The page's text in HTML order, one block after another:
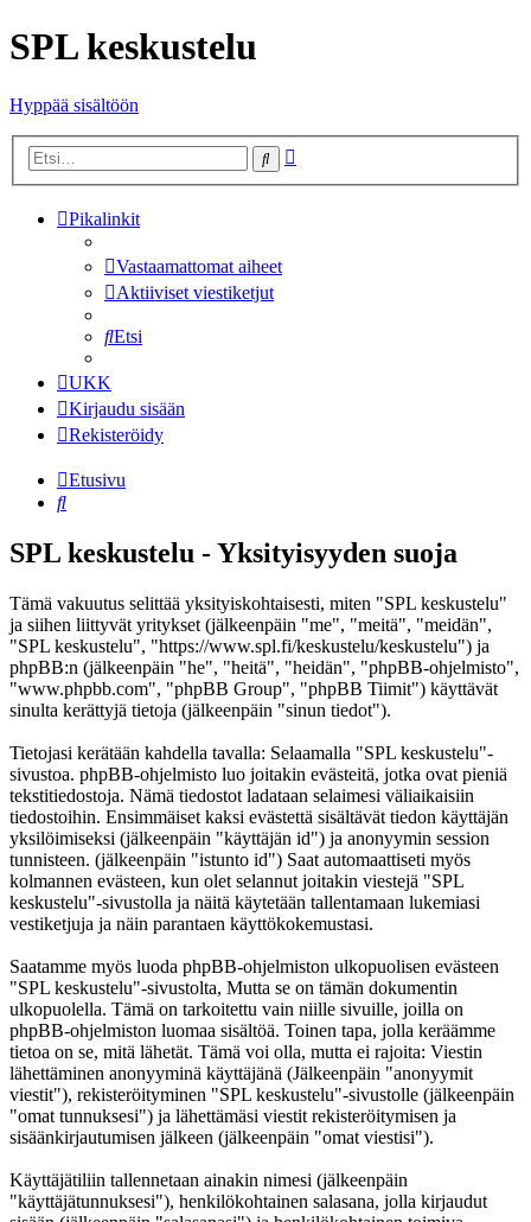
SPL keskustelu
Hyppää sisältöön
Etsi
Pikalinkit
Vastaamattomat aiheet
Aktiiviset viestiketjut
Etsi
UKK
Kirjaudu sisään
Rekisteröidy
Etusivu
Etsi
SPL keskustelu - Yksityisyyden suoja
Tämä vakuutus selittää yksityiskohtaisesti, miten "SPL keskustelu"
ja siihen liittyvät yritykset (jälkeenpäin "me", "meitä", "meidän",
"SPL keskustelu", "https://www.spl.fi/keskustelu/keskustelu") ja
phpBB:n (jälkeenpäin "he", "heitä", "heidän", "phpBB-ohjelmisto",
"www.phpbb.com", "phpBB Group", "phpBB Tiimit") käyttävät
sinulta kerättyjä tietoja (jälkeenpäin "sinun tiedot").
Tietojasi kerätään kahdella tavalla: Selaamalla "SPL keskustelu"-
sivustoa. phpBB-ohjelmisto luo joitakin evästeitä, jotka ovat pieniä
tekstitiedostoja. Nämä tiedostot ladataan selaimesi väliaikaisiin
tiedostoihin. Ensimmäiset kaksi evästettä sisältävät tiedon käyttäjän
yksilöimiseksi (jälkeenpäin "käyttäjän id") ja anonyymin session
tunnisteen. (jälkeenpäin "istunto id") Saat automaattiseti myös
kolmannen evästeen, kun olet selannut joitakin viestejä "SPL
keskustelu"-sivustolla ja näitä käytetään tallentamaan lukemiasi
vestiketjuja ja näin parantaen käyttökokemustasi.
Saatamme myös luoda phpBB-ohjelmiston ulkopuolisen evästeen
"SPL keskustelu"-sivustolta, Mutta se on tämän dokumentin
ulkopuolella. Tämä on tarkoitettu vain niille sivuille, joilla on
phpBB-ohjelmiston luomaa sisältöä. Toinen tapa, jolla keräämme
tietoa on se, mitä lähetät. Tämä voi olla, mutta ei rajoita: Viestin
lähettäminen anonyyminä käyttäjänä (Jälkeenpäin "anonyymit
viestit"), rekisteröityminen "SPL keskustelu"-sivustolle (jälkeenpäin
"omat tunnuksesi") ja lähettämäsi viestit rekisteröitymisen ja
sisäänkirjautumisen jälkeen (jälkeenpäin "omat viestisi").
Käyttäjätiliin tallennetaan ainakin nimesi (jälkeenpäin
"käyttäjätunnuksesi"), henkilökohtainen salasana, jolla kirjaudut